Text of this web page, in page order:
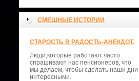
СМЕШНЫЕ ИСТОРИИ
СТАРОСТЬ В РАДОСТЬ-АНЕКДОТ.
Люди,которые работают часто
спрашивают нас пенсионеров, что
мы делаем, чтобы сделать наши дни
интересными.